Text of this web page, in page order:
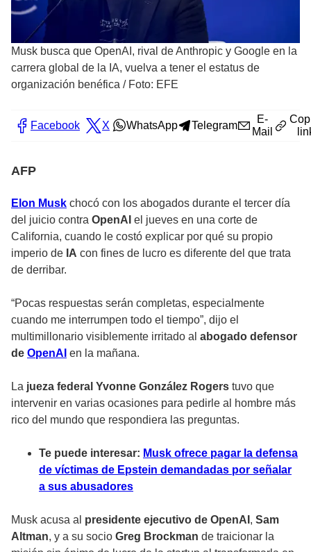
Musk busca que OpenAI, rival de Anthropic y Google en la
carrera global de la IA, vuelva a tener el estatus de
organización benéfica / Foto: EFE
Facebook X WhatsApp Telegram
E-
Mail
AFP
Elon Musk chocó con los abogados durante el tercer día
del juicio contra OpenAI el jueves en una corte de
California, cuando le costó explicar por qué su propio
imperio de IA con fines de lucro es diferente del que trata
de derribar.
“Pocas respuestas serán completas, especialmente
cuando me interrumpen todo el tiempo”, dijo el
multimillonario visiblemente irritado al abogado defensor
de OpenAI en la mañana.
La jueza federal Yvonne González Rogers tuvo que
intervenir en varias ocasiones para pedirle al hombre más
rico del mundo que respondiera las preguntas.
Te puede interesar: Musk ofrece pagar la defensa
de víctimas de Epstein demandadas por señalar
a sus abusadores
Musk acusa al presidente ejecutivo de OpenAI , Sam
Altman, y a su socio Greg Brockman de traicionar la